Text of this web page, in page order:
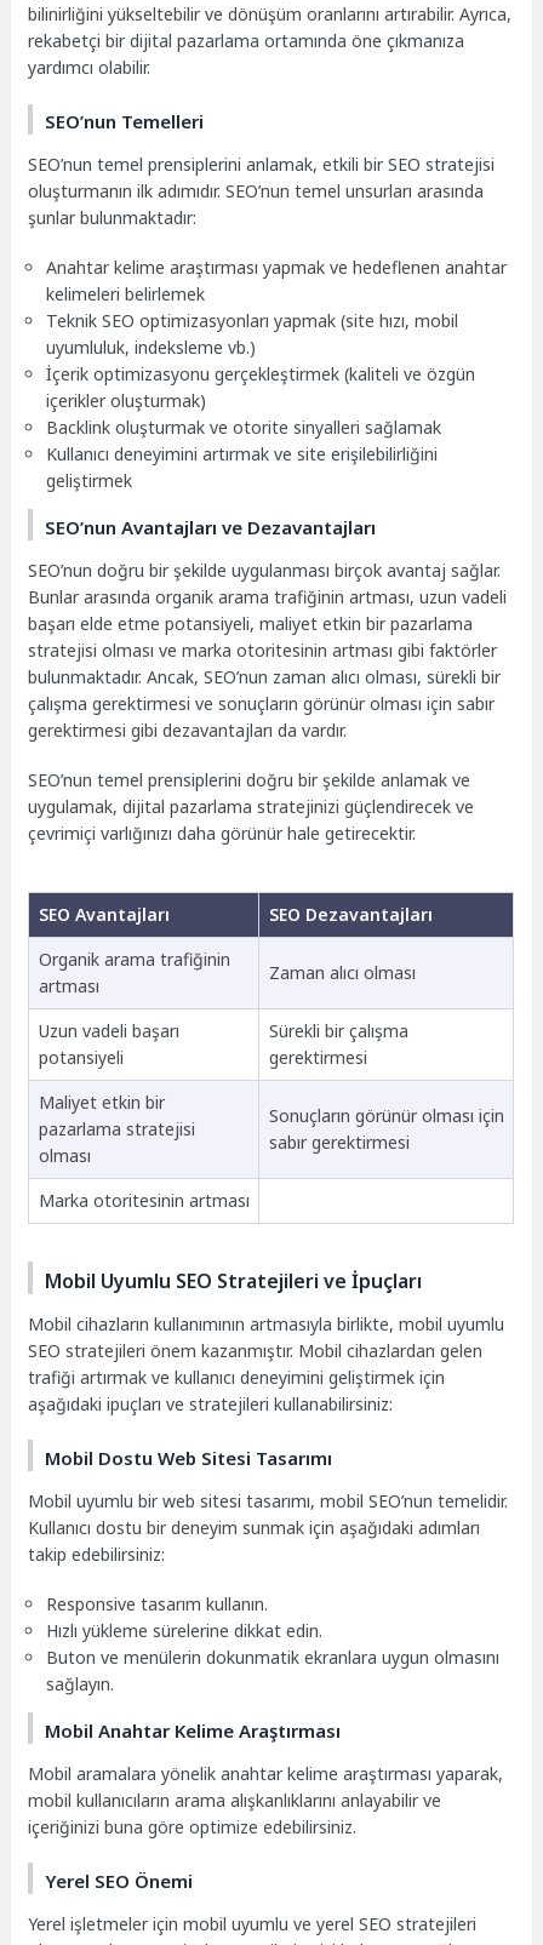
bilinirliğini yükseltebilir ve dönüşüm oranlarını artırabilir. Ayrıca,
rekabetçi bir dijital pazarlama ortamında öne çıkmanıza
yardımcı olabilir.
SEO’nun Temelleri
SEO’nun temel prensiplerini anlamak, etkili bir SEO stratejisi
oluşturmanın ilk adımıdır. SEO’nun temel unsurları arasında
şunlar bulunmaktadır:
Anahtar kelime araştırması yapmak ve hedeflenen anahtar
kelimeleri belirlemek
Teknik SEO optimizasyonları yapmak (site hızı, mobil
uyumluluk, indeksleme vb.)
İçerik optimizasyonu gerçekleştirmek (kaliteli ve özgün
içerikler oluşturmak)
Backlink oluşturmak ve otorite sinyalleri sağlamak
Kullanıcı deneyimini artırmak ve site erişilebilirliğini
geliştirmek
SEO’nun Avantajları ve Dezavantajları
SEO’nun doğru bir şekilde uygulanması birçok avantaj sağlar.
Bunlar arasında organik arama trafiğinin artması, uzun vadeli
başarı elde etme potansiyeli, maliyet etkin bir pazarlama
stratejisi olması ve marka otoritesinin artması gibi faktörler
bulunmaktadır. Ancak, SEO’nun zaman alıcı olması, sürekli bir
çalışma gerektirmesi ve sonuçların görünür olması için sabır
gerektirmesi gibi dezavantajları da vardır.
SEO’nun temel prensiplerini doğru bir şekilde anlamak ve
uygulamak, dijital pazarlama stratejinizi güçlendirecek ve
çevrimiçi varlığınızı daha görünür hale getirecektir.
SEO Avantajları
SEO Dezavantajları
Organik arama trafiğinin
artması
Zaman alıcı olması
Uzun vadeli başarı
potansiyeli
Sürekli bir çalışma
gerektirmesi
Maliyet etkin bir
pazarlama stratejisi
olması
Sonuçların görünür olması için
sabır gerektirmesi
Marka otoritesinin artması
Mobil Uyumlu SEO Stratejileri ve İpuçları
Mobil cihazların kullanımının artmasıyla birlikte, mobil uyumlu
SEO stratejileri önem kazanmıştır. Mobil cihazlardan gelen
trafiği artırmak ve kullanıcı deneyimini geliştirmek için
aşağıdaki ipuçları ve stratejileri kullanabilirsiniz:
Mobil Dostu Web Sitesi Tasarımı
Mobil uyumlu bir web sitesi tasarımı, mobil SEO’nun temelidir.
Kullanıcı dostu bir deneyim sunmak için aşağıdaki adımları
takip edebilirsiniz:
Responsive tasarım kullanın.
Hızlı yükleme sürelerine dikkat edin.
Buton ve menülerin dokunmatik ekranlara uygun olmasını
sağlayın.
Mobil Anahtar Kelime Araştırması
Mobil aramalara yönelik anahtar kelime araştırması yaparak,
mobil kullanıcıların arama alışkanlıklarını anlayabilir ve
içeriğinizi buna göre optimize edebilirsiniz.
Yerel SEO Önemi
Yerel işletmeler için mobil uyumlu ve yerel SEO stratejileri